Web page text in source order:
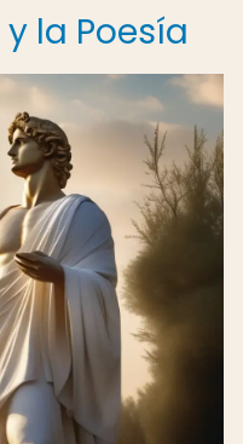
la Poesía